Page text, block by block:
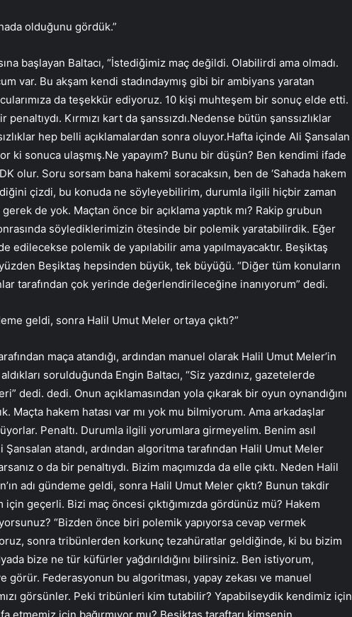
olduğunu gördük.”
başlayan Baltacı, “İstediğimiz maç değildi. Olabilirdi ama olmadı.
var. Bu akşam kendi stadındaymış gibi bir ambiyans yaratan
da teşekkür ediyoruz. 10 kişi muhteşem bir sonuç elde etti.
Kırmızı kart da şanssızdı.Nedense bütün şanssızlıklar
hep belli açıklamalardan sonra oluyor.Hafta içinde Ali Şansalan
ki sonuca ulaşmış.Ne yapayım? Bunu bir düşün? Ben kendimi ifade
olur. Soru sorsam bana hakemi soracaksın, ben de ‘Sahada hakem
çizdi, bu konuda ne söyleyebilirim, durumla ilgili hiçbir zaman
de yok. Maçtan önce bir açıklama yaptık mı? Rakip grubun
söylediklerimizin ötesinde bir polemik yaratabilirdik. Eğer
edilecekse polemik de yapılabilir ama yapılmayacaktır. Beşiktaş
Beşiktaş hepsinden büyük, tek büyüğü. “Diğer tüm konuların
tarafından çok yerinde değerlendirileceğine inanıyorum” dedi.
geldi, sonra Halil Umut Meler ortaya çıktı?”
maça atandığı, ardından manuel olarak Halil Umut Meler’in
sorulduğunda Engin Baltacı, “Siz yazdınız, gazetelerde
dedi. dedi. Onun açıklamasından yola çıkarak bir oyun oynandığını
Maçta hakem hatası var mı yok mu bilmiyorum. Ama arkadaşlar
Penaltı. Durumla ilgili yorumlara girmeyelim. Benim asıl
atandı, ardından algoritma tarafından Halil Umut Meler
o da bir penaltıydı. Bizim maçımızda da elle çıktı. Neden Halil
adı gündeme geldi, sonra Halil Umut Meler çıktı? Bunun takdir
geçerli. Bizi maç öncesi çıktığımızda gördünüz mü? Hakem
“Bizden önce biri polemik yapıyorsa cevap vermek
sonra tribünlerden korkunç tezahüratlar geldiğinde, ki bu bizim
bize ne tür küfürler yağdırıldığını bilirsiniz. Ben istiyorum,
görür. Federasyonun bu algoritması, yapay zekası ve manuel
görsünler. Peki tribünleri kim tutabilir? Yapabilseydik kendimiz için